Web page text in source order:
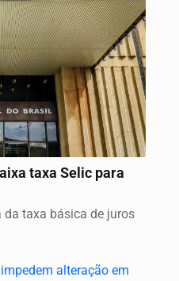
taxa Selic para
da taxa básica de juros